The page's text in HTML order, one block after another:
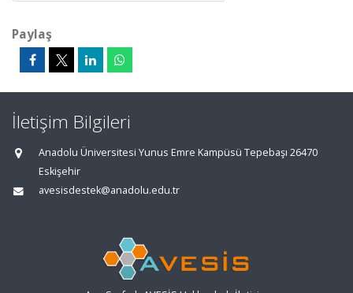
Paylaş
İletişim Bilgileri
Anadolu Üniversitesi Yunus Emre Kampüsü Tepebaşı 26470
Eskişehir
avesisdestek@anadolu.edu.tr